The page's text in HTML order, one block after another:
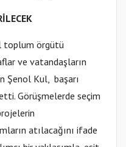
toplum örgütü
ve vatandaşların
Şenol Kul, başarı
Görüşmelerde seçim
atılacağını ifade